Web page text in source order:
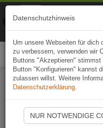
Naviki
Datenschutzhinweis
Um unsere Webseiten für dich
zu verbessern, verwenden wir
Buttons "Akzeptieren" stimmst
Button "Konfigurieren" kannst
zulassen willst. Weitere
Datenschutzerklärung.
NUR NOTWENDIGE
Naviki